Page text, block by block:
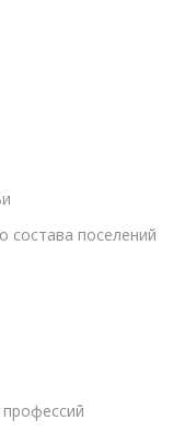
состава поселений